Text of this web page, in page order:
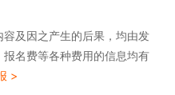
及因之产生的后果，均由发
名费等各种费用的信息均有
>